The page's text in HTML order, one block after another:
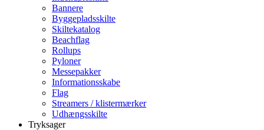
Bannere
Byggepladsskilte
Skiltekatalog
Beachflag
Rollups
Pyloner
Messepakker
Informationsskabe
Flag
Streamers / klistermærker
Udhængsskilte
Tryksager